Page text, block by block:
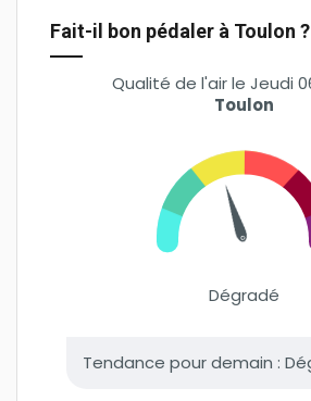
Fait-il bon pédaler à Toulon ?